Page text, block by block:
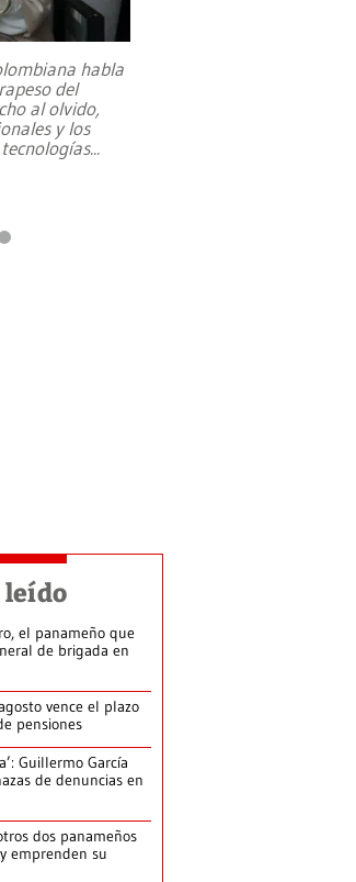
habla
del
al olvido,
y los
...
leído
el panameño que
de brigada en
vence el plazo
pensiones
Guillermo García
de denuncias en
dos panameños
emprenden su